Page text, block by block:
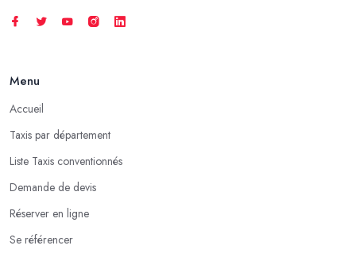
Menu
Accueil
Taxis par département
Liste Taxis conventionnés
Demande de devis
Réserver en ligne
Se référencer